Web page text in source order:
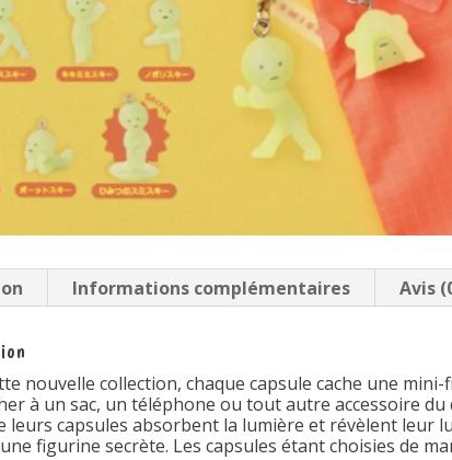
Informations complémentaires Avis
nouvelle collection, chaque capsule cache une
à un sac, un téléphone ou tout autre accessoire
leurs capsules absorbent la lumière et révèlent leur
figurine secrète. Les capsules étant choisies de